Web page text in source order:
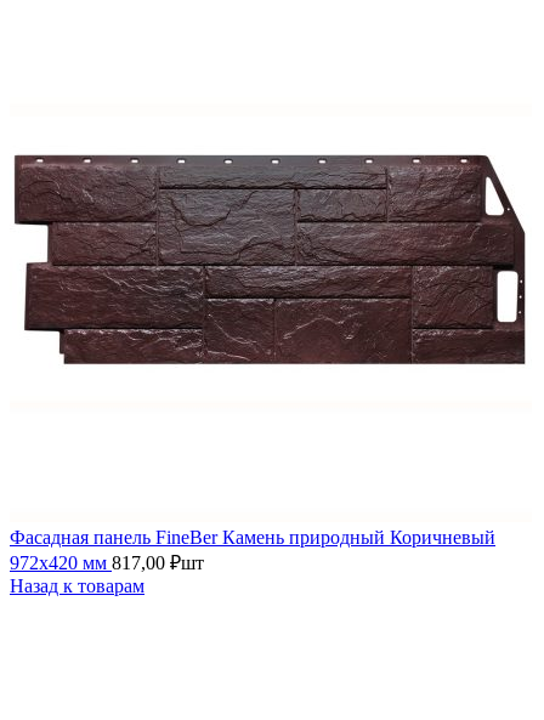
Фасадная панель FineBer Камень природный Коричневый
972х420 мм 817,00 ₽шт
Назад к товарам